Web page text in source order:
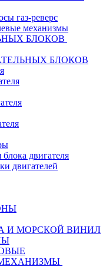
газ-реверс
механизмы
БЛОКОВ
БЛОКОВ
двигателя
двигателей
И МОРСКОЙ ВИНИЛ